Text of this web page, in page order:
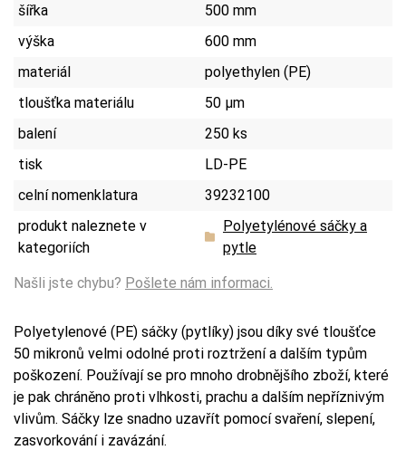
šířka
500 mm
výška
600 mm
materiál
polyethylen (PE)
tloušťka materiálu
50 µm
balení
250 ks
tisk
LD-PE
celní nomenklatura
39232100
produkt naleznete v
kategoriích
Polyetylénové sáčky a
pytle
Našli jste chybu? Pošlete nám informaci.
Polyetylenové (PE) sáčky (pytlíky) jsou díky své tloušťce
50 mikronů velmi odolné proti roztržení a dalším typům
poškození. Používají se pro mnoho drobnějšího zboží, které
je pak chráněno proti vlhkosti, prachu a dalším nepříznivým
vlivům. Sáčky lze snadno uzavřít pomocí svaření, slepení,
zasvorkování i zavázání.